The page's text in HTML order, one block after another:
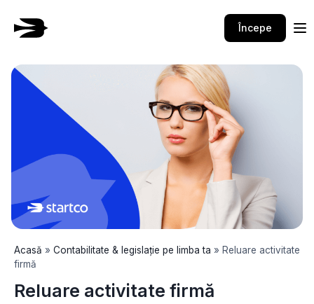
content
Începe
Acasă » Contabilitate & legislație pe limba ta » Reluare activitate
firmă
Reluare activitate firmă